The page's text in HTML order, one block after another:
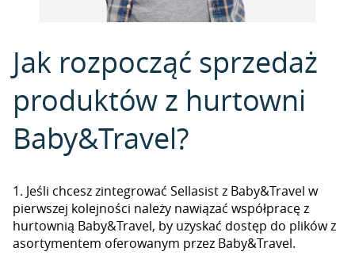
Jak rozpocząć sprzedaż
produktów z hurtowni
Baby&Travel?
1. Jeśli chcesz zintegrować Sellasist z Baby&Travel w
pierwszej kolejności należy nawiązać współpracę z
hurtownią Baby&Travel, by uzyskać dostęp do plików z
asortymentem oferowanym przez Baby&Travel.